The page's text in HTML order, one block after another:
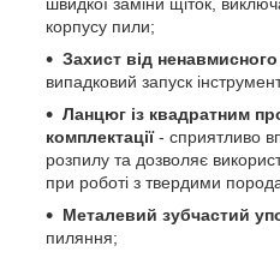
корпусу пили;
Захист від ненавмисного
випадковий запуск
Ланцюг із квадратним
комплектації- сприятливо
розпилу та дозволяє
при роботі з твердими
Металевий зубчастий
пиляння;